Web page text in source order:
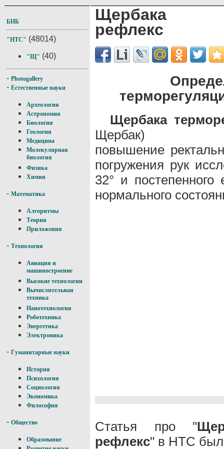
БНБ
"НТС" (48014)
"Щ" (40)
- Photogallery
- Естественные науки
Археология
Астрономия
Биология
Геология
Медицина
Молекулярная
биология
Физика
Химия
- Математика
Алгоритмы
Теория
Приложения
- Технология
Авиация и
машиностроение
Высокие технологии
Вычислительная
техника
Нанотехнология
Роботехника
Энергетика
Электроника
- Гуманитарные науки
История
Психология
Социология
Экономика
Философия
- Общество
Образование
Щербака
рефлекс
Щербака
Щербак)
повышение
погружения рук
32° и постепенного
нормального
Статья про "
рефлекс" в НТС